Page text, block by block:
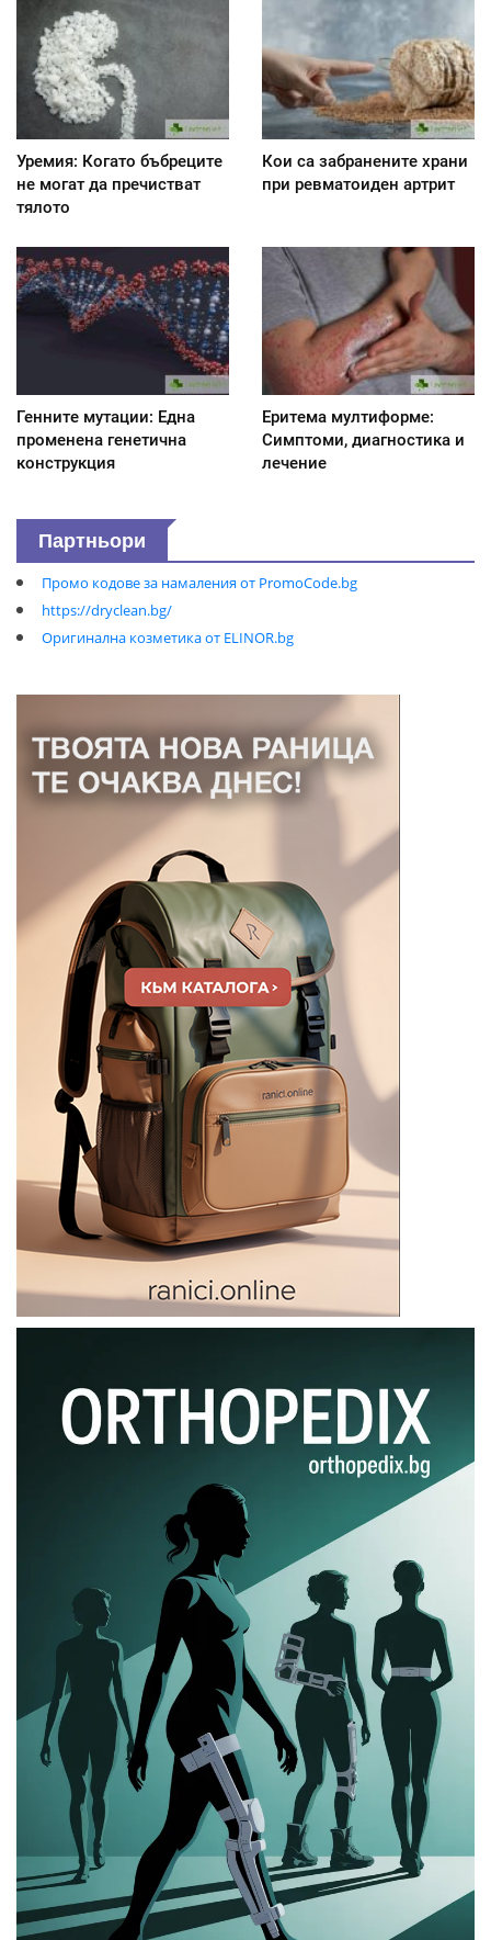
Уремия: Когато бъбреците
не могат да пречистват
тялото
Кои са забранените храни
при ревматоиден артрит
Генните мутации: Една
променена генетична
конструкция
Еритема мултиформе:
Симптоми, диагностика и
лечение
Партньори
Промо кодове за намаления от PromoCode.bg
https://dryclean.bg/
Оригинална козметика от ELINOR.bg